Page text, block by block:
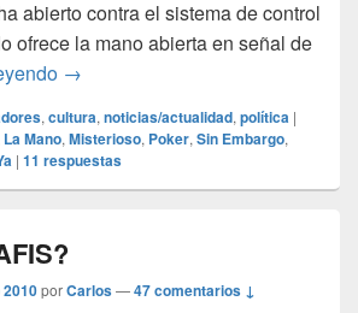
abierto contra el sistema de control
ofrece la mano abierta en señal de
Mano abierta…
→
, cultura, noticias/actualidad, política |
La Mano, Misterioso, Poker, Sin Embargo,
| 11 respuestas
porCarlos—47 comentarios ↓